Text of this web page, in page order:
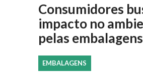
Consumidores
impacto no
pelas embalagens
EMBALAGENS